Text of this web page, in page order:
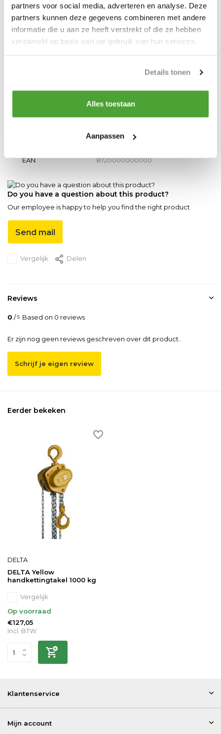
partners voor social media, adverteren en analyse. Deze
partners kunnen deze gegevens combineren met andere
informatie die u aan ze heeft verstrekt of die ze hebben
verzameld op basis van uw gebruik van hun services.
Details tonen
Alles toestaan
Aanpassen
Onderhoud vriendelijk ontwerp.
Soepele tandwiel overbrenging.
Afgedicht kogellagers van beide zijplaten.
Onderhoud vrij en corrosive bestendige kogellagers.
Productspecificaties
DY.0.04201003
EAN 8720000000000
Do you have a question about this product?
Our employee is happy to help you find the right product
Send mail
Vergelijk Delen
Reviews
0 /5 Based on 0 reviews
Er zijn nog geen reviews geschreven over dit product..
Schrijf je eigen review
Eerder bekeken
DELTA
DELTA Yellow
handkettingtakel 1000 kg
Vergelijk
Op voorraad
€127,05
Incl. BTW
Klantenservice
Mijn account